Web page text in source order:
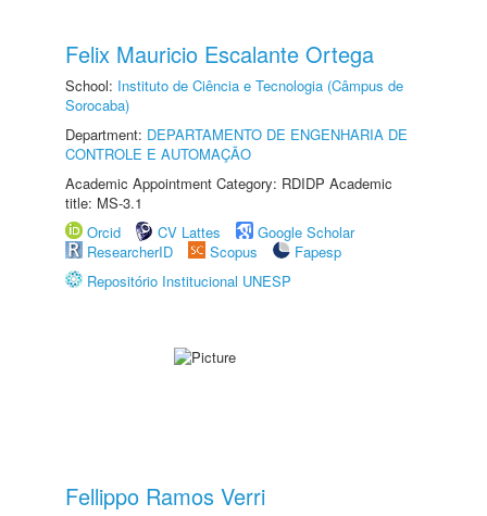
Felix Mauricio Escalante Ortega
School: Instituto de Ciência e Tecnologia (Câmpus de
Sorocaba)
Department: DEPARTAMENTO DE ENGENHARIA DE
CONTROLE E AUTOMAÇÃO
Academic Appointment Category: RDIDP Academic
title: MS-3.1
Orcid
CV Lattes
Google Scholar
ResearcherID
Scopus
Fapesp
Repositório Institucional UNESP
Fellippo Ramos Verri